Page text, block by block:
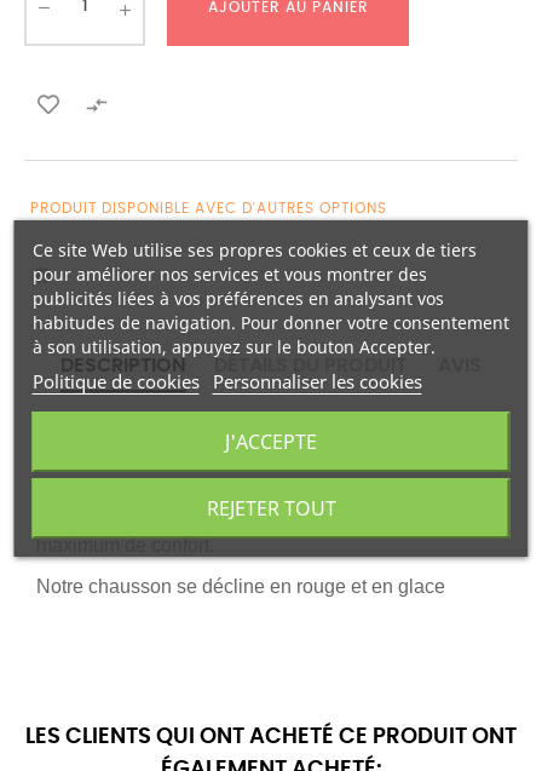
AJOUTER AU PANIER

PRODUIT DISPONIBLE AVEC D'AUTRES OPTIONS
DESCRIPTION
Le sabot ILOT est un chausson de type mule de La
Il se présente avec une tige en feutre, il est à la fois
léger et souple, ce chausson vous assurera un
maximum de confort.
Notre chausson se décline en rouge et en glace
LES CLIENTS QUI ONT ACHETÉ CE PRODUIT ONT
Ce site Web utilise ses propres cookies et ceux de tiers
pour améliorer nos services et vous montrer des
publicités liées à vos préférences en analysant vos
habitudes de navigation. Pour donner votre consentement
à son utilisation, appuyez sur le bouton Accepter.
Politique de cookies Personnaliser les cookies
REJETER TOUT
J'ACCEPTE